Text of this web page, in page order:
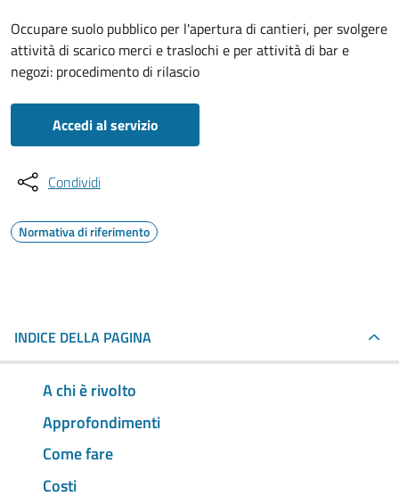
Occupare suolo pubblico per l'apertura di cantieri, per svolgere
attività di scarico merci e traslochi e per attività di bar e
negozi: procedimento di rilascio
Accedi al servizio
Condividi
Normativa di riferimento
INDICE DELLA PAGINA
A chi è rivolto
Approfondimenti
Come fare
Costi